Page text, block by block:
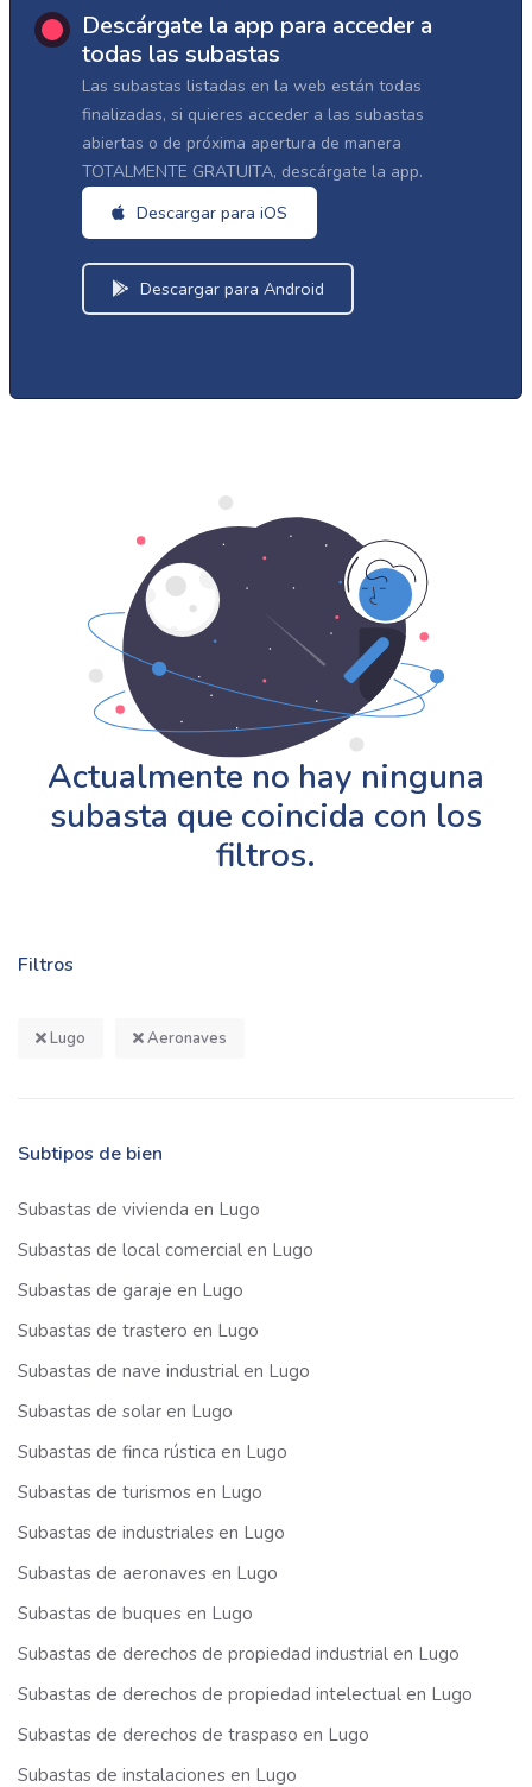
Descárgate la app para acceder a
todas las subastas
Las subastas listadas en la web están todas
finalizadas, si quieres acceder a las subastas
abiertas o de próxima apertura de manera
TOTALMENTE GRATUITA, descárgate la app.
Descargar para iOS
Descargar para Android
Filtros
Lugo Aeronaves
Subtipos de bien
Subastas de vivienda en Lugo
Subastas de local comercial en Lugo
Subastas de garaje en Lugo
Subastas de trastero en Lugo
Subastas de nave industrial en Lugo
Subastas de solar en Lugo
Subastas de finca rústica en Lugo
Subastas de turismos en Lugo
Subastas de industriales en Lugo
Subastas de aeronaves en Lugo
Subastas de buques en Lugo
Subastas de derechos de propiedad industrial en Lugo
Subastas de derechos de propiedad intelectual en Lugo
Subastas de derechos de traspaso en Lugo
Subastas de instalaciones en Lugo
Actualmente no hay ninguna
subasta que coincida con los
filtros.